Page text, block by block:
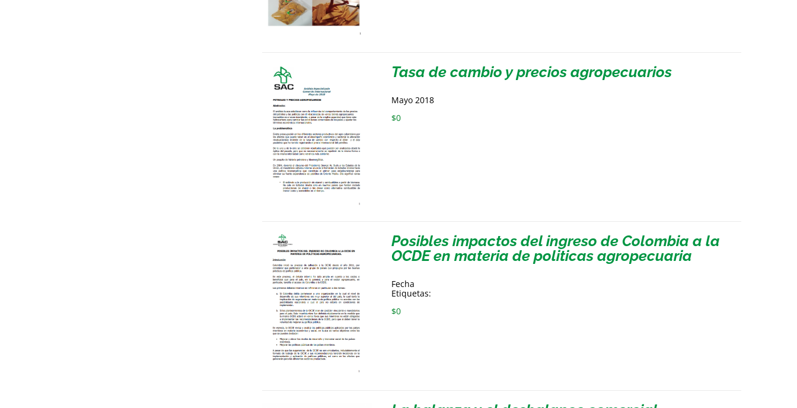
Tasa de cambio y precios agropecuarios
Mayo 2018
$0
Posibles impactos del ingreso de Colombia a la
OCDE en materia de politicas agropecuaria
Fecha
Etiquetas:
$0